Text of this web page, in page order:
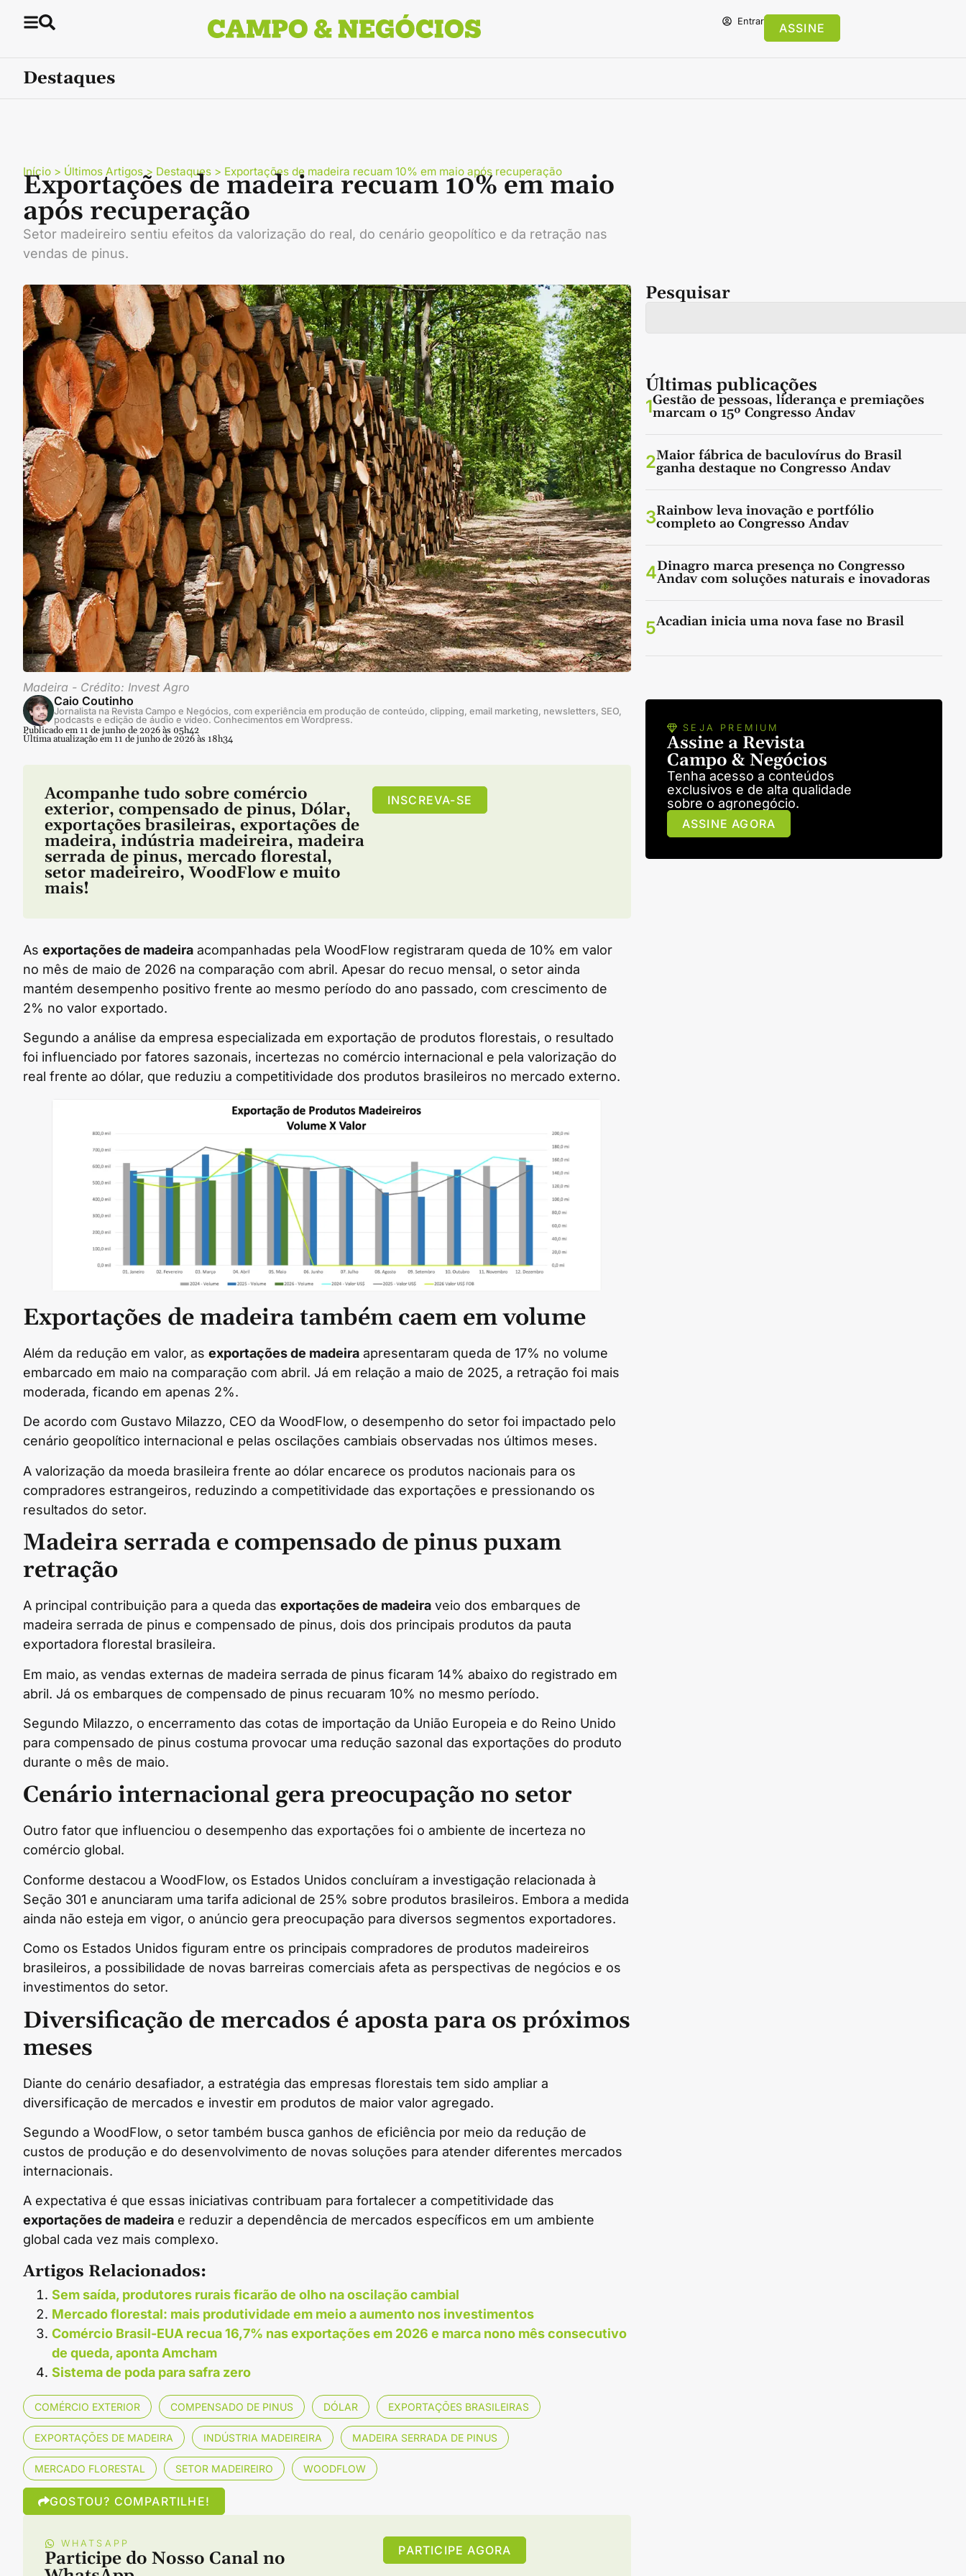
Entrar ASSINE
Destaques
Início > Últimos Artigos> Destaques > Exportações de madeira recuam 10% em maio após recuperação
Exportações de madeira recuam 10% em maio
após recuperação
Setor madeireiro sentiu efeitos da valorização do real, do cenário geopolítico e da retração nas
vendas de pinus.
Madeira - Crédito: Invest Agro
Caio Coutinho
Jornalista na Revista Campo e Negócios, com experiência em produção de conteúdo, clipping, email marketing, newsletters, SEO,
podcasts e edição de áudio e vídeo. Conhecimentos em Wordpress.
Publicado em 11 de junho de 2026 às 05h42
Última atualização em 11 de junho de 2026 às 18h34
Acompanhe tudo sobre comércio
exterior, compensado de pinus, Dólar,
exportações brasileiras, exportações de
madeira, indústria madeireira, madeira
serrada de pinus, mercado florestal,
setor madeireiro, WoodFlowe muito
mais!
INSCREVA-SE
As exportações de madeira acompanhadas pela WoodFlow registraram queda de 10% em valor
no mês de maio de 2026 na comparação com abril. Apesar do recuo mensal, o setor ainda
mantém desempenho positivo frente ao mesmo período do ano passado, com crescimento de
2% no valor exportado.
Segundo a análise da empresa especializada em exportação de produtos florestais, o resultado
foi influenciado por fatores sazonais, incertezas no comércio internacional e pela valorização do
real frente ao dólar, que reduziu a competitividade dos produtos brasileiros no mercado externo.
Exportações de madeira também caem em volume
Além da redução em valor, as exportações de madeira apresentaram queda de 17% no volume
embarcado em maio na comparação com abril. Já em relação a maio de 2025, a retração foi mais
moderada, ficando em apenas 2%.
De acordo com Gustavo Milazzo, CEO da WoodFlow, o desempenho do setor foi impactado pelo
cenário geopolítico internacional e pelas oscilações cambiais observadas nos últimos meses.
A valorização da moeda brasileira frente ao dólar encarece os produtos nacionais para os
compradores estrangeiros, reduzindo a competitividade das exportações e pressionando os
resultados do setor.
Madeira serrada e compensado de pinus puxam
retração
A principal contribuição para a queda das exportações de madeira veio dos embarques de
madeira serrada de pinus e compensado de pinus, dois dos principais produtos da pauta
exportadora florestal brasileira.
Em maio, as vendas externas de madeira serrada de pinus ficaram 14% abaixo do registrado em
abril. Já os embarques de compensado de pinus recuaram 10% no mesmo período.
Segundo Milazzo, o encerramento das cotas de importação da União Europeia e do Reino Unido
para compensado de pinus costuma provocar uma redução sazonal das exportações do produto
durante o mês de maio.
Cenário internacional gera preocupação no setor
Outro fator que influenciou o desempenho das exportações foi o ambiente de incerteza no
comércio global.
Conforme destacou a WoodFlow, os Estados Unidos concluíram a investigação relacionada à
Seção 301 e anunciaram uma tarifa adicional de 25% sobre produtos brasileiros. Embora a medida
ainda não esteja em vigor, o anúncio gera preocupação para diversos segmentos exportadores.
Como os Estados Unidos figuram entre os principais compradores de produtos madeireiros
brasileiros, a possibilidade de novas barreiras comerciais afeta as perspectivas de negócios e os
investimentos do setor.
Diversificação de mercados é aposta para os próximos
meses
Diante do cenário desafiador, a estratégia das empresas florestais tem sido ampliar a
diversificação de mercados e investir em produtos de maior valor agregado.
Segundo a WoodFlow, o setor também busca ganhos de eficiência por meio da redução de
custos de produção e do desenvolvimento de novas soluções para atender diferentes mercados
internacionais.
A expectativa é que essas iniciativas contribuam para fortalecer a competitividade das
exportações de madeira e reduzir a dependência de mercados específicos em um ambiente
global cada vez mais complexo.
Artigos Relacionados:
Sem saída, produtores rurais ficarão de olho na oscilação cambial
Mercado florestal: mais produtividade em meio a aumento nos investimentos
Comércio Brasil-EUA recua 16,7% nas exportações em 2026 e marca nono mês consecutivo
de queda, aponta Amcham
Sistema de poda para safra zero
COMÉRCIO EXTERIOR COMPENSADO DE PINUS DÓLAR EXPORTAÇÕES BRASILEIRAS
EXPORTAÇÕES DE MADEIRA INDÚSTRIA MADEIREIRA MADEIRA SERRADA DE PINUS
MERCADO FLORESTAL SETOR MADEIREIRO WOODFLOW
GOSTOU? COMPARTILHE!
WHATSAPP
Participe do Nosso Canal no
PARTICIPE AGORA
Pesquisar
Últimas publicações
1Gestão de pessoas, liderança e premiações
marcam o 15º Congresso Andav
2Maior fábrica de baculovírus do Brasil
ganha destaque no Congresso Andav
3Rainbow leva inovação e portfólio
completo ao Congresso Andav
4Dinagro marca presença no Congresso
Andav com soluções naturais e inovadoras
5Acadian inicia uma nova fase no Brasil
SEJA PREMIUM
Assine a Revista
Campo & Negócios
Tenha acesso a conteúdos
exclusivos e de alta qualidade
sobre o agronegócio.
ASSINE AGORA